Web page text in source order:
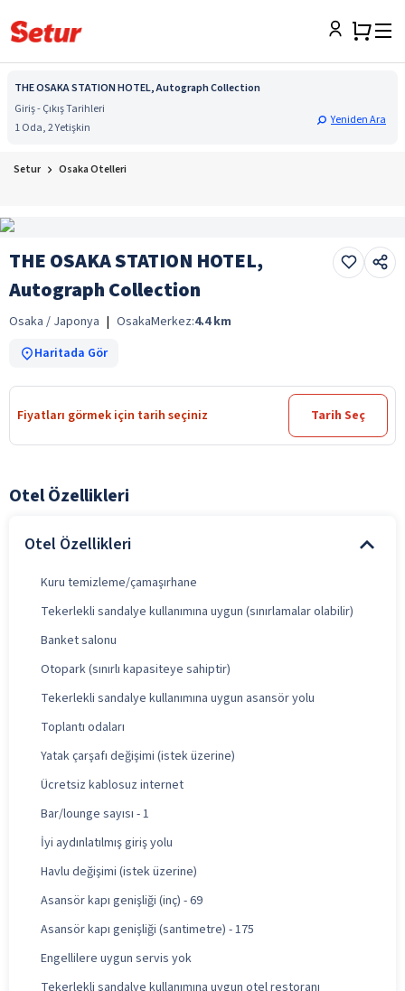
THE OSAKA STATION HOTEL, Autograph Collection
Giriş - Çıkış Tarihleri
1 Oda, 2 Yetişkin
Yeniden Ara
Setur Osaka Otelleri
THE OSAKA STATION HOTEL,
Autograph Collection
Osaka / Japonya | OsakaMerkez:4.4 km
Haritada Gör
Fiyatları görmek için tarih seçiniz Tarih Seç
Otel Özellikleri
Otel Özellikleri
Kuru temizleme/çamaşırhane
Tekerlekli sandalye kullanımına uygun (sınırlamalar olabilir)
Banket salonu
Otopark (sınırlı kapasiteye sahiptir)
Tekerlekli sandalye kullanımına uygun asansör yolu
Toplantı odaları
Yatak çarşafı değişimi (istek üzerine)
Ücretsiz kablosuz internet
Bar/lounge sayısı - 1
İyi aydınlatılmış giriş yolu
Havlu değişimi (istek üzerine)
Asansör kapı genişliği (inç) - 69
Asansör kapı genişliği (santimetre) - 175
Engellilere uygun servis yok
Tekerlekli sandalye kullanımına uygun otel restoranı